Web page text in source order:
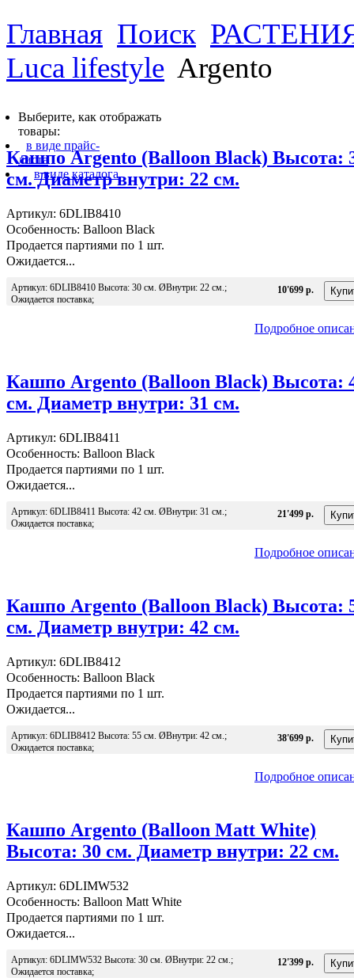
Главная Поиск
Luca lifestyle Argento
Выберите, как отображать
товары:
в виде прайс-
листа
в виде каталога
Кашпо Argento (Balloon Black) Высота:
см. Диаметр внутри: 22 см.
Артикул: 6DLIB8410
Особенность: Balloon Black
Продается партиями по 1 шт.
Ожидается...
Артикул: 6DLIB8410 Высота: 30 см. ØВнутри: 22 см.;
Ожидается поставка;
10'699 р.
Подробное
Кашпо Argento (Balloon Black) Высота:
см. Диаметр внутри: 31 см.
Артикул: 6DLIB8411
Особенность: Balloon Black
Продается партиями по 1 шт.
Ожидается...
Артикул: 6DLIB8411 Высота: 42 см. ØВнутри: 31 см.;
Ожидается поставка;
21'499 р.
Подробное
Кашпо Argento (Balloon Black) Высота:
см. Диаметр внутри: 42 см.
Артикул: 6DLIB8412
Особенность: Balloon Black
Продается партиями по 1 шт.
Ожидается...
Артикул: 6DLIB8412 Высота: 55 см. ØВнутри: 42 см.;
Ожидается поставка;
38'699 р.
Подробное
Кашпо Argento (Balloon Matt White)
Высота: 30 см. Диаметр внутри: 22 см.
Артикул: 6DLIMW532
Особенность: Balloon Matt White
Продается партиями по 1 шт.
Ожидается...
Артикул: 6DLIMW532 Высота: 30 см. ØВнутри: 22 см.;
Ожидается поставка;
12'399 р.